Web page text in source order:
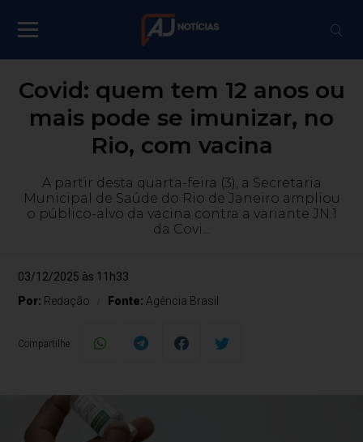
Covid: quem tem 12 anos ou
mais pode se imunizar, no
Rio, com vacina
A partir desta quarta-feira (3), a Secretaria
Municipal de Saúde do Rio de Janeiro ampliou
o público-alvo da vacina contra a variante JN.1
da Covi...
03/12/2025 às 11h33
Por: Redação Fonte: Agência Brasil
Compartilhe: